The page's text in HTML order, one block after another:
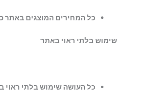
כל המחירים המוצגים באתר
שימוש בלתי ראוי באתר
כל העושה שימוש בלתי ראוי